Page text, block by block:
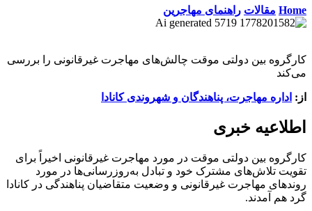
Home مقالات راهنمای مهاجرین
کارگروه بین دولتی موقت چالش‌های مهاجرت غیرقانونی را بررسی
می‌کند
از: اداره مهاجرت، پناهندگان و شهروندی کانادا
اطلاعیه خبری
کارگروه بین دولتی موقت در مورد مهاجرت غیرقانونی اخیراً برای
تقویت تلاش‌های مشترک خود و تبادل به‌روزرسانی‌ها در مورد
روندهای مهاجرت غیرقانونی و وضعیت متقاضیان پناهندگی در کانادا
گرد هم آمدند.